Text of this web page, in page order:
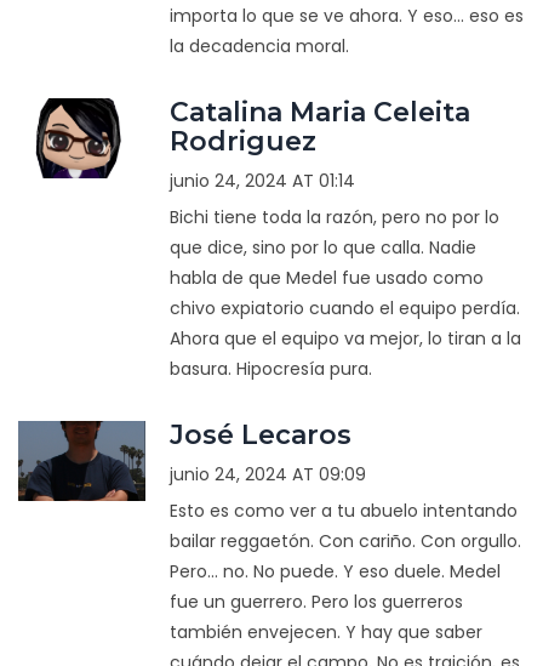
importa lo que se ve ahora. Y eso... eso es
la decadencia moral.
Catalina Maria Celeita
Rodriguez
junio 24, 2024 AT 01:14
Bichi tiene toda la razón, pero no por lo
que dice, sino por lo que calla. Nadie
habla de que Medel fue usado como
chivo expiatorio cuando el equipo perdía.
Ahora que el equipo va mejor, lo tiran a la
basura. Hipocresía pura.
José Lecaros
junio 24, 2024 AT 09:09
Esto es como ver a tu abuelo intentando
bailar reggaetón. Con cariño. Con orgullo.
Pero... no. No puede. Y eso duele. Medel
fue un guerrero. Pero los guerreros
también envejecen. Y hay que saber